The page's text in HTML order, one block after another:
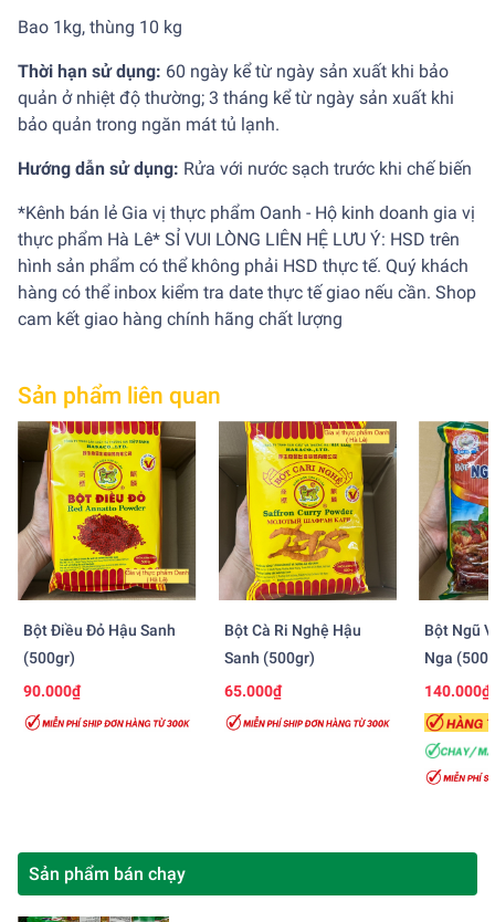
Bao 1kg, thùng 10 kg
Thời hạn sử dụng: 60 ngày kể từ ngày sản xuất khi bảo
quản ở nhiệt độ thường; 3 tháng kể từ ngày sản xuất khi
bảo quản trong ngăn mát tủ lạnh.
Hướng dẫn sử dụng: Rửa với nước sạch trước khi chế biến
*Kênh bán lẻ Gia vị thực phẩm Oanh - Hộ kinh doanh gia vị
thực phẩm Hà Lê* SỈ VUI LÒNG LIÊN HỆ LƯU Ý: HSD trên
hình sản phẩm có thể không phải HSD thực tế. Quý khách
hàng có thể inbox kiểm tra date thực tế giao nếu cần. Shop
cam kết giao hàng chính hãng chất lượng
Sản phẩm liên quan
Bột Điều Đỏ Hậu Sanh
(500gr)
90.000₫
Bột Cà Ri Nghệ Hậu
Sanh (500gr)
65.000₫
Bột Ngũ
Nga
140.000₫
Sản phẩm bán chạy